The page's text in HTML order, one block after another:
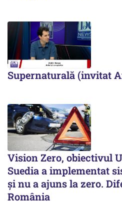
Supernaturală (invitat
Vision Zero, obiectivul
Suedia a implementat
şi nu a ajuns la zero.
România